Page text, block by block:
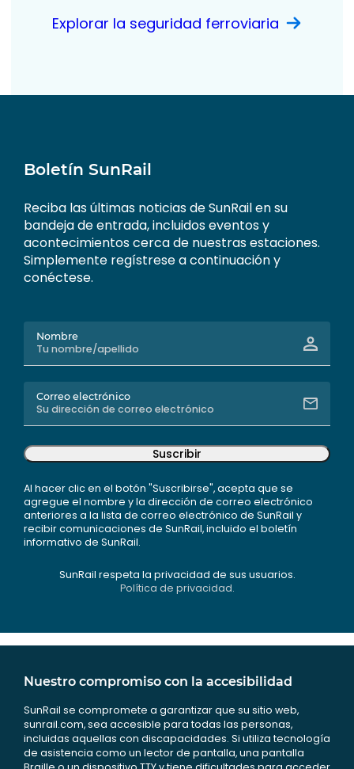
Explorar la seguridad ferroviaria
Boletín SunRail
Reciba las últimas noticias de SunRail en su
bandeja de entrada, incluidos eventos y
acontecimientos cerca de nuestras estaciones.
Simplemente regístrese a continuación y
conéctese.
Nombre
Correo electrónico
Suscribir
Al hacer clic en el botón "Suscribirse", acepta que se
agregue el nombre y la dirección de correo electrónico
anteriores a la lista de correo electrónico de SunRail y
recibir comunicaciones de SunRail, incluido el boletín
informativo de SunRail.
SunRail respeta la privacidad de sus usuarios.
Política de privacidad.
Nuestro compromiso con la accesibilidad
SunRail se compromete a garantizar que su sitio web,
sunrail.com, sea accesible para todas las personas,
incluidas aquellas con discapacidades. Si utiliza tecnología
de asistencia como un lector de pantalla, una pantalla